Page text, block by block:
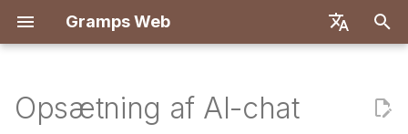
Gramps Web
Deutsch
Funktioner
Implementér med Docker
Sådan fungerer det
Introduktion
Introduktion Registrering
Søgning
Tilføj mediefiler
Oversigt
Rapporter
GQL-filtre
Brugerindstillinger
Oversigt Introduktion
Introduktion
Opsætning af AI-chat